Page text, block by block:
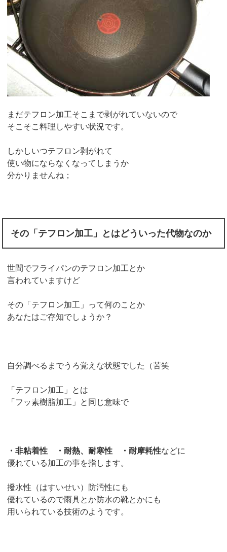
まだテフロン加工そこまで剥がれていないので
そこそこ料理しやすい状況です。
しかしいつテフロン剥がれて
使い物にならなくなってしまうか
分かりませんね；
その「テフロン加工」とはどういった代物なのか
世間でフライパンのテフロン加工とか
言われていますけど
その「テフロン加工」って何のことか
あなたはご存知でしょうか？
自分調べるまでうろ覚えな状態でした（苦笑
「テフロン加工」とは
「フッ素樹脂加工」と同じ意味で
・非粘着性 ・耐熱、耐寒性 ・耐摩耗性などに
優れている加工の事を指します。
撥水性（はすいせい）防汚性にも
優れているので雨具とか防水の靴とかにも
用いられている技術のようです。